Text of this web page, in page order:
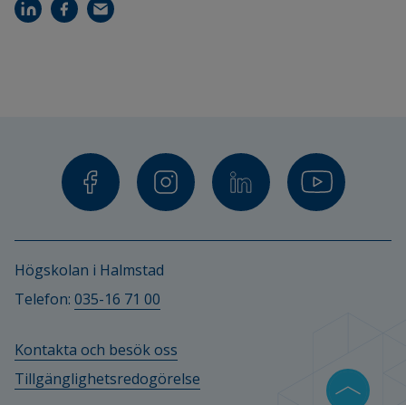
Högskolan i Halmstad
Telefon: 035-16 71 00
Kontakta och besök oss
Tillgänglighetsredogörelse